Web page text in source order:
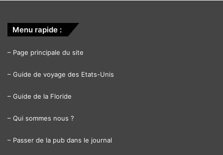
américain États-Unis d'Amérique (USA)
films
Menu rapide :
– Page principale du site
– Guide de voyage des Etats-Unis
– Guide de la Floride
– Qui sommes nous ?
– Passer de la pub dans le journal